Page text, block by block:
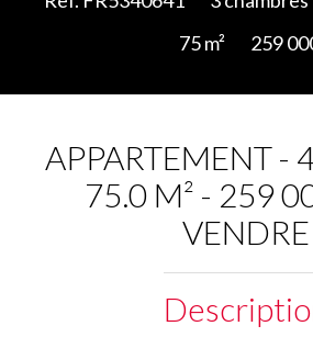
75 m²
259
APPARTEMENT -
75.0 M² - 259
VENDRE